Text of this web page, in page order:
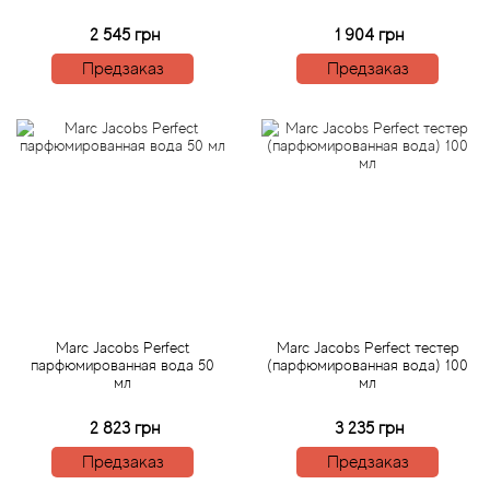
2 545 грн
Предзаказ
1 904 грн
Предзаказ
Marc Jacobs Perfect
парфюмированная вода 50
мл
2 823 грн
Предзаказ
Marc Jacobs Perfect тестер
(парфюмированная вода) 100
мл
3 235 грн
Предзаказ
Annick Goutal
Antonia's Flowers
Aquolina
Arabiyat